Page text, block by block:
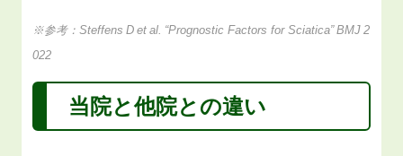
※参考：Steffens D et al. “Prognostic Factors for Sciatica” BMJ 2
022
当院と他院との違い